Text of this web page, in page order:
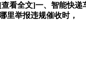
看全文]一、智能快
里举报违规催收时，